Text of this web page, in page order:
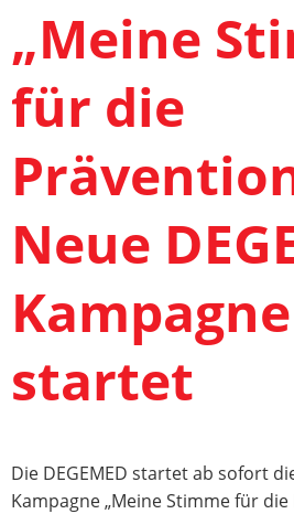
„Meine
für die
Neue
Kampagne
startet
Die DEGEMED startet ab sofort
Kampagne „Meine Stimme für